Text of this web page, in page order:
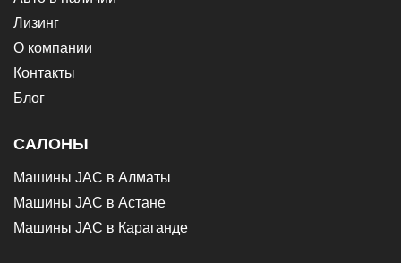
Лизинг
О компании
Контакты
Блог
САЛОНЫ
Машины JAC в Алматы
Машины JAC в Астане
Машины JAC в Караганде